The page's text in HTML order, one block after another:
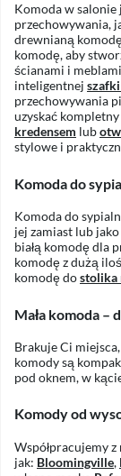
Komoda w
przechowywania,
drewnianą
komodę, aby
ścianami i
inteligentnej
przechowywania
uzyskać
kredensem lub
stylowe i
Komoda do
Komoda do
jej zamiast lub
białą komodę dla
komodę z dużą
komodę dostolika
Mała komoda –
Brakuje Ci
komody są
pod oknem, w
Komody od
Współpracujemy
jak: Bloomingville,